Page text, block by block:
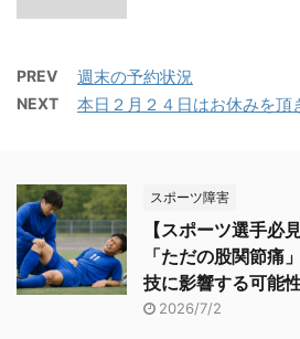
PREV 週末の予約状況
NEXT 本日２月２４日はお休みを頂
スポーツ障害
【スポーツ選手必
「ただの股関節痛
技に影響する可能
2026/7/2